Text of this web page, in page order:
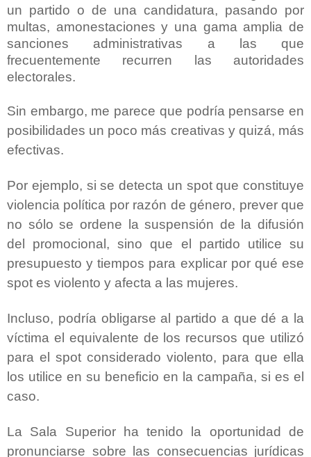
un partido o de una candidatura, pasando por
multas, amonestaciones y una gama amplia de
sanciones administrativas a las que
frecuentemente recurren las autoridades
electorales.
Sin embargo, me parece que podría pensarse en
posibilidades un poco más creativas y quizá, más
efectivas.
Por ejemplo, si se detecta un spot que constituye
violencia política por razón de género, prever que
no sólo se ordene la suspensión de la difusión
del promocional, sino que el partido utilice su
presupuesto y tiempos para explicar por qué ese
spot es violento y afecta a las mujeres.
Incluso, podría obligarse al partido a que dé a la
víctima el equivalente de los recursos que utilizó
para el spot considerado violento, para que ella
los utilice en su beneficio en la campaña, si es el
caso.
La Sala Superior ha tenido la oportunidad de
pronunciarse sobre las consecuencias jurídicas